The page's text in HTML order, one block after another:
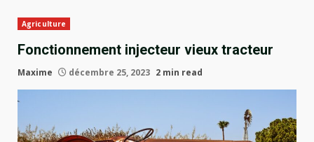
Agriculture
Fonctionnement injecteur vieux tracteur
Maxime décembre 25, 2023 2 min read